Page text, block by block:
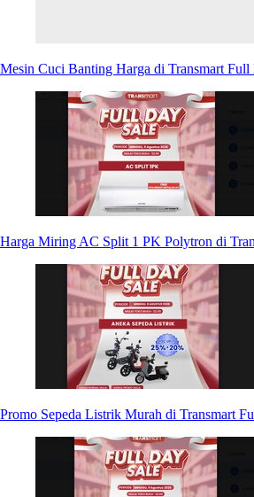
Mesin Cuci Banting Harga di Transmart Full
Harga Miring AC Split 1 PK Polytron di
Promo Sepeda Listrik Murah di Transmart